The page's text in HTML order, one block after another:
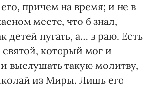
причем на время; и не в
месте, что б знал,
детей пугать, а… в раю. Есть
который мог и
выслушать такую молитву,
из Миры. Лишь его